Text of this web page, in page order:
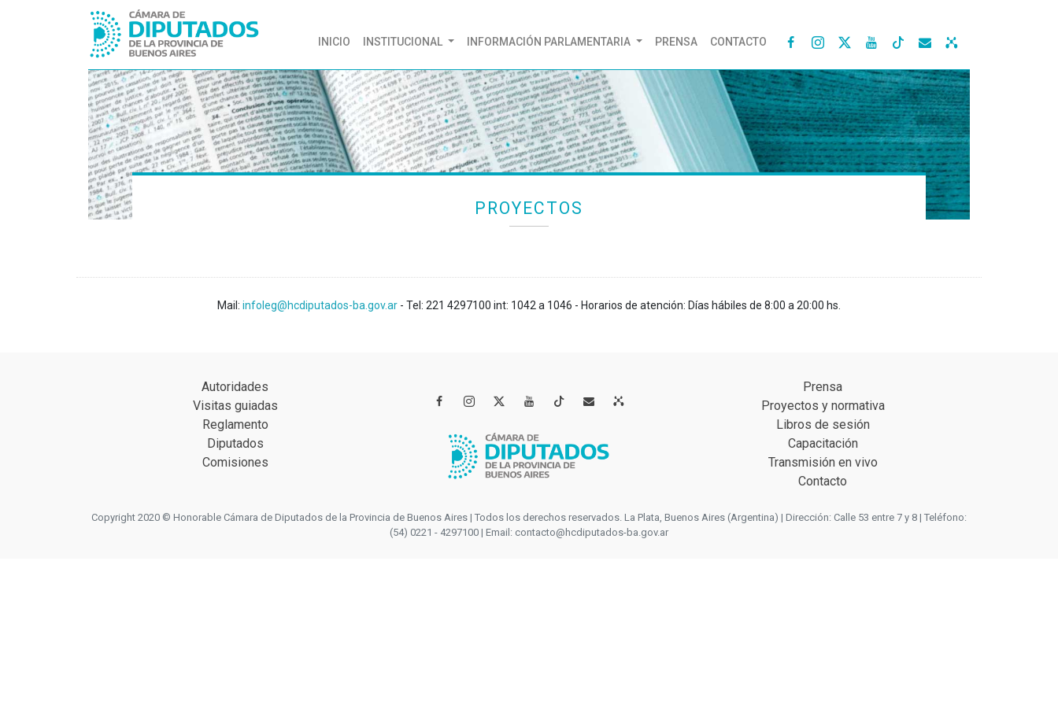
INICIO (CURRENT)
INSTITUCIONAL INFORMACIÓN PARLAMENTARIA PRENSA CONTACTO    
PROYECTOS
Mail: infoleg@hcdiputados-ba.gov.ar - Tel: 221 4297100 int: 1042 a 1046 - Horarios de atención: Días hábiles de 8:00 a 20:00 hs.
Autoridades
Visitas guiadas
Reglamento
Diputados
Comisiones
   
Prensa
Proyectos y normativa
Libros de sesión
Capacitación
Transmisión en vivo
Contacto
Copyright 2020 © Honorable Cámara de Diputados de la Provincia de Buenos Aires | Todos los derechos reservados. La Plata, Buenos Aires (Argentina) | Dirección: Calle 53 entre 7 y 8 | Teléfono:
(54) 0221 - 4297100 | Email: contacto@hcdiputados-ba.gov.ar